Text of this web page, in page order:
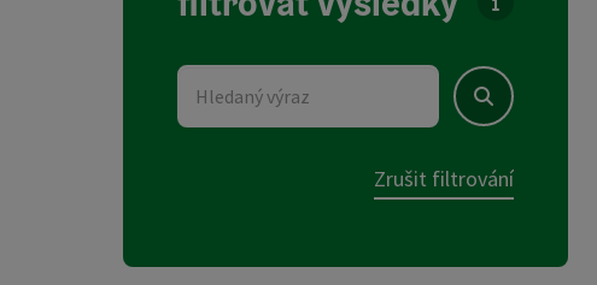
Hledaný výraz
Hledat
Zrušit filtrování